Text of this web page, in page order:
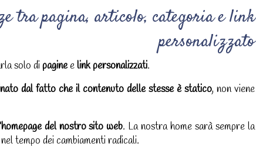
tra pagina, articolo, categoria e link
personalizzato
solo di pagineelink personalizzati.
dal fatto che il contenuto delle stesse è statico, non viene
del nostro sito web. La nostra home sarà sempre la
tempo dei cambiamenti radicali.